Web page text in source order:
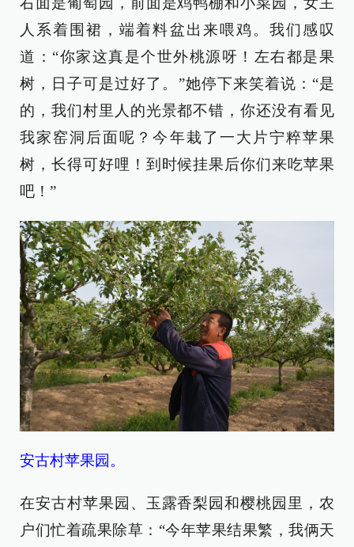
人系着围裙，端着料盆出来喂鸡。我们感叹
道：“你家这真是个世外桃源呀！左右都是果
树，日子可是过好了。”她停下来笑着说：“是
的，我们村里人的光景都不错，你还没有看见
我家窑洞后面呢？今年栽了一大片宁粹苹果
树，长得可好哩！到时候挂果后你们来吃苹果
吧！”
安古村苹果园。
在安古村苹果园、玉露香梨园和樱桃园里，农
户们忙着疏果除草：“今年苹果结果繁，我俩天